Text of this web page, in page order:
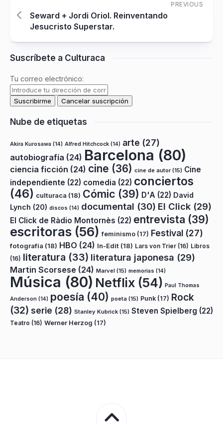
PREVIOUS
Seward + Jordi Oriol. Reinventando
Jesucristo Superstar.
Suscríbete a Culturaca
Tu correo electrónico:
Nube de etiquetas
Akira Kurosawa (14) Alfred Hitchcock (14) arte (27)
autobiografía (24) Barcelona (80)
ciencia ficción (24) cine (36) cine de autor(15) Cine
independiente (22) comedia (22) conciertos
(46) culturaca (18) Cómic (39) D'A (22) David
Lynch (20) discos (14) documental (30) El Click (29)
El Click de Ràdio Montornès (22) entrevista (39)
escritoras (56) feminismo (17) Festival (27)
fotografía (18) HBO (24) In-Edit (18) Lars von Trier (16) Libros
(16) literatura (33) literatura japonesa (29)
Martin Scorsese (24) Marvel (15) memorias (14)
Música (80) Netflix (54) Paul Thomas
Anderson (14) poesía (40) poeta (15) Punk (17) Rock
(32) serie (28) Stanley Kubrick (15) Steven Spielberg (22)
Teatro (16) Werner Herzog (17)